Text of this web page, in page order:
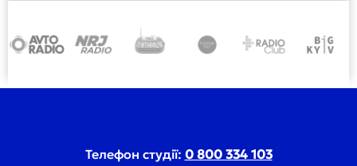
Телефон студії: 0 800 334 103